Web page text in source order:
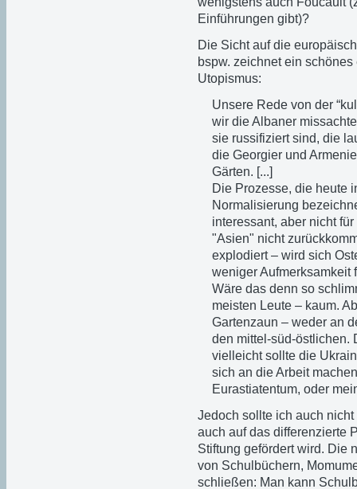
Einführungen gibt)?
Die Sicht auf die
bspw. zeichnet ein
Utopismus:
Unsere Rede von der
wir die Albaner
sie russifiziert sind, die
die Georgier und
Gärten. [...]
Die Prozesse, die heute
Normalisierung
interessant, aber nicht
"Asien" nicht
explodiert – wird sich
weniger Aufmerksamkeit
Wäre das denn so
meisten Leute – kaum.
Gartenzaun – weder an
den mittel-süd-östlichen.
vielleicht sollte die
sich an die Arbeit
Eurastiatentum, oder
Jedoch sollte ich auch
auch auf das differenzierte
Stiftung gefördert wird. Die
von Schulbüchern,
schließen: Man kann